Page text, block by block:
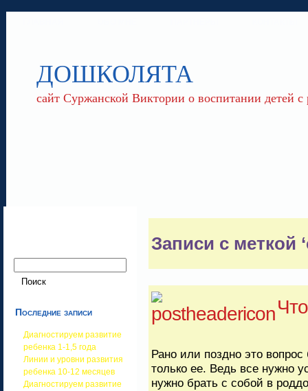
ДОШКОЛЯТА
сайт Суржанской Виктории о воспитании детей
Последние записи
Диагностируем развитие
ребенка 1-1,5 года
Линии и уровни развития
ребенка 10-12 месяцев
Диагностируем развитие
Записи с меткой
Рано или поздно это
только ее. Ведь все нужно
нужно брать с собой в